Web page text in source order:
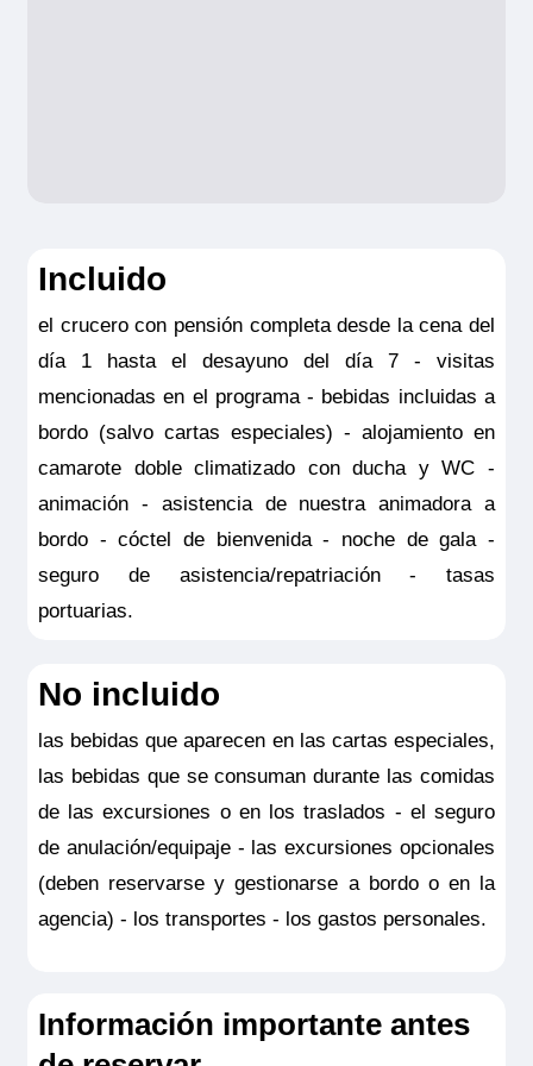
NOTAS:Este seguro opcional sólo es
válido para clientes residentes en España
y deberá ser contratado y pagado en el
momento de la confirmación del viaje. Las
coberturas del seguro son válidas
solamente para los servicios contratados
en la propia agencia donde se emitió el
seguro.
Incluido
el crucero con pensión completa desde la cena del
día 1 hasta el desayuno del día 7 - visitas
mencionadas en el programa - bebidas incluidas a
bordo (salvo cartas especiales) - alojamiento en
camarote doble climatizado con ducha y WC -
animación - asistencia de nuestra animadora a
bordo - cóctel de bienvenida - noche de gala -
seguro de asistencia/repatriación - tasas
portuarias.
No incluido
las bebidas que aparecen en las cartas especiales,
las bebidas que se consuman durante las comidas
de las excursiones o en los traslados - el seguro
de anulación/equipaje - las excursiones opcionales
(deben reservarse y gestionarse a bordo o en la
agencia) - los transportes - los gastos personales.
Información importante antes